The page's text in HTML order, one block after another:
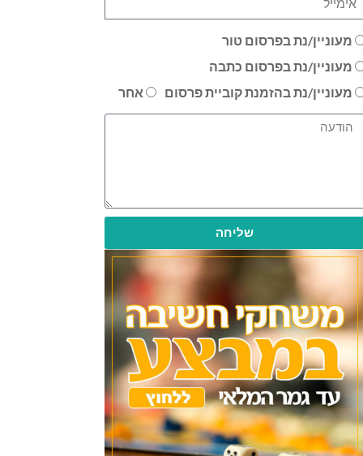
מעוניין/נת בפרסום טור
מעוניין/נת בפרסום כתבה
מעוניין/נת בהזמנת קוביית פרסום
אחר
שליחה